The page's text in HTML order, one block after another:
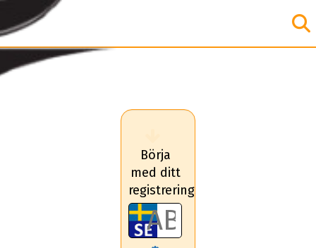
Börja
med ditt
registreringsnummer